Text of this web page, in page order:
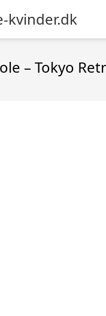
kvinder.dk
– Tokyo